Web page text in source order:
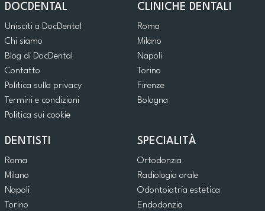
DOCDENTAL
Unisciti a DocDental
Chi siamo
Blog di DocDental
Contatto
Politica sulla privacy
Termini e condizioni
Politica sui cookie
CLINICHE DENTALI
Roma
Milano
Napoli
Torino
Firenze
Bologna
DENTISTI
Roma
Milano
Napoli
Torino
SPECIALITÀ
Ortodonzia
Radiologia orale
Odontoiatria estetica
Endodonzia